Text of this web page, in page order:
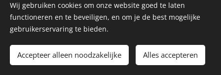
Alle rechten voorbehouden 2026
Mogelijk gemaakt doorWebnode Cookies
Wij gebruiken cookies om onze website goed te laten
functioneren en te beveiligen, en om je de best mogelijke
gebruikerservaring te bieden.
Accepteer alleen noodzakelijke Alles accepteren